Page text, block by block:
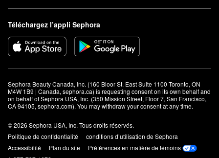
Téléchargez l’appli Sephora
Sephora Beauty Canada, Inc. (160 Bloor St. East Suite 1100 Toronto, ON
M4W 1B9 | Canada, sephora.ca) is requesting consent on its own behalf and
on behalf of Sephora USA, Inc. (350 Mission Street, Floor 7, San Francisco,
CA 94105, sephora.com). You may withdraw your consent at any time.
© 2026 Sephora USA, Inc. Tous droits réservés.
Politique de confidentialité
conditions d’utilisation de Sephora
Accessibilité
Plan du site
Préférences en matière de témoins